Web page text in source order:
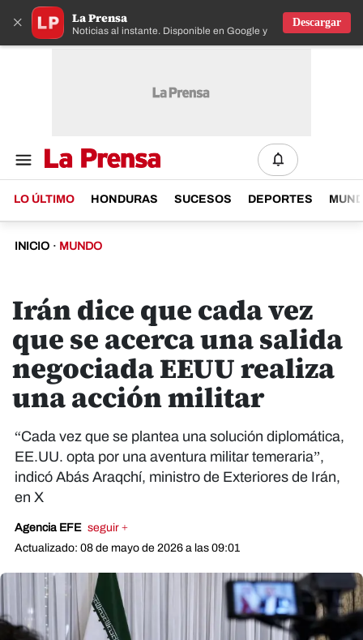
× La Prensa
Noticias al instante. Disponible en Google y IOS
Descargar
LO ÚLTIMO HONDURAS SUCESOS DEPORTES
INICIO · MUNDO
Irán dice que cada vez
que se acerca una salida
negociada EEUU realiza
una acción militar
“Cada vez que se plantea una solución diplomática,
EE.UU. opta por una aventura militar temeraria”,
indicó Abás Araqchí, ministro de Exteriores de Irán,
en X
Agencia EFE seguir +
Actualizado: 08 de mayo de 2026 a las 09:01